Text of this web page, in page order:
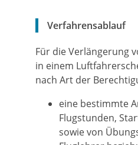
Verfahrensablauf
Für die Verlängerung
in einem
nach Art der
eine bestimmte
Flugstunden,
sowie von